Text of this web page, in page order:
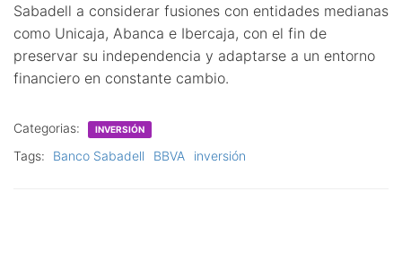
Sabadell a considerar fusiones con entidades medianas
como Unicaja, Abanca e Ibercaja, con el fin de
preservar su independencia y adaptarse a un entorno
financiero en constante cambio.
Categorias: INVERSIÓN
Tags: Banco Sabadell BBVA inversión